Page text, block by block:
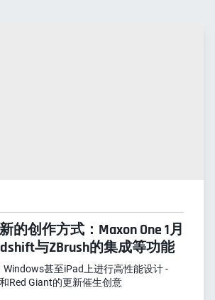
的创作方式：Maxon One 1月
与ZBrush的集成等功能
Windows甚至iPad上进行高性能设计 -
Red Giant的更新催生创意